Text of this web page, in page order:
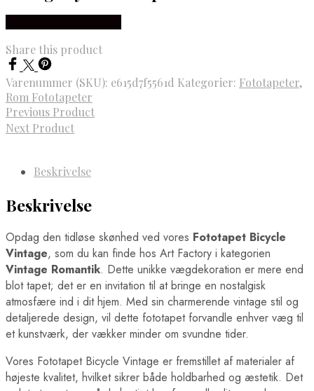
Skagen Plakater
Skanderborg Plakater
Vejle Plakater
Viborg Plakater
Vordingborg Plakater
Danmarkskort Plakater
Europa Byer Plakater
Barcelona Plakater
Berlin Plakater
London Plakater
Paris Plakater
Rom Plakater
Lande Plakater
Manchester City Wallstickers
Share this product
Varenummer (SKU): e615d7f5561d Kategorier: Fototapeter,
Rom Fototapeter
Previous Product
Next Product
Beskrivelse
Beskrivelse
Opdag den tidløse skønhed ved vores Fototapet Bicycle
Vintage, som du kan finde hos Art Factory i kategorien
Vintage Romantik. Dette unikke vægdekoration er mere end
blot tapet; det er en invitation til at bringe en nostalgisk
atmosfære ind i dit hjem. Med sin charmerende vintage stil og
detaljerede design, vil dette fototapet forvandle enhver væg til
et kunstværk, der vækker minder om svundne tider.
Vores Fototapet Bicycle Vintage er fremstillet af materialer af
højeste kvalitet, hvilket sikrer både holdbarhed og æstetik. Det